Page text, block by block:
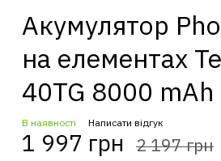
Акумулятор
на елементах
40TG 8000 mAh
В наявності Написати відгук
1 997 грн 2 197 грн